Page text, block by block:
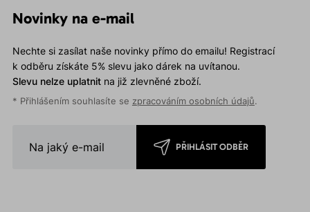
Novinky na e-mail
Nechte si zasílat naše novinky přímo do emailu! Registrací
k odběru získáte 5% slevu jako dárek na uvítanou.
Slevu nelze uplatnitna již zlevněné zboží.
* Přihlášením souhlasíte se zpracováním osobních údajů.
PŘIHLÁSIT ODBĚR